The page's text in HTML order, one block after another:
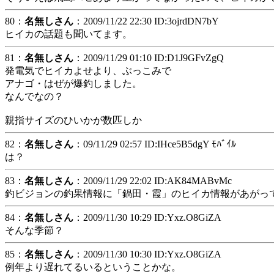
80： 名無しさん ：2009/11/22 22:30 ID:3ojrdDN7bY
ヒイカの話題も聞いてます。
81： 名無しさん ：2009/11/29 01:10 ID:D1J9GFvZgQ
発電気でヒイカよせより、ぶっこみで
アナゴ・はぜが爆釣しました。
なんでなの？
親指サイズのひいかが数匹しか
82： 名無しさん ：09/11/29 02:57 ID:IHce5B5dgY ﾓﾊﾞｲﾙ
は？
83： 名無しさん ：2009/11/29 22:02 ID:AK84MABvMc
釣ビジョンの釣果情報に「鍋田・霞」のヒイカ情報があがっ
84： 名無しさん ：2009/11/30 10:29 ID:Yxz.O8GiZA
そんな季節？
85： 名無しさん ：2009/11/30 10:30 ID:Yxz.O8GiZA
例年より遅れてるいるということかな。